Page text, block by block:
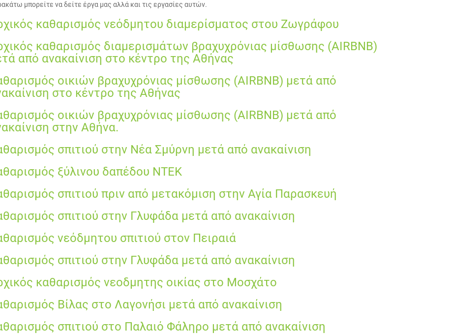
μπορείτε να δείτε έργα μας αλλά και τις εργασίες αυτών.
καθαρισμός νεόδμητου διαμερίσματος στου Ζωγράφου
καθαρισμός διαμερισμάτων βραχυχρόνιας μίσθωσης (AIRBNB)
από ανακαίνιση στο κέντρο της Αθήνας
οικιών βραχυχρόνιας μίσθωσης (AIRBNB) μετά από
στο κέντρο της Αθήνας
οικιών βραχυχρόνιας μίσθωσης (AIRBNB) μετά από
στην Αθήνα.
σπιτιού στην Νέα Σμύρνη μετά από ανακαίνιση
ξύλινου δαπέδου ΝΤΕΚ
σπιτιού πριν από μετακόμιση στην Αγία Παρασκευή
σπιτιού στην Γλυφάδα μετά από ανακαίνιση
νεόδμητου σπιτιού στον Πειραιά
σπιτιού στην Γλυφάδα μετά από ανακαίνιση
καθαρισμός νεοδμητης οικίας στο Μοσχάτο
Βίλας στο Λαγονήσι μετά από ανακαίνιση
σπιτιού στο Παλαιό Φάληρο μετά από ανακαίνιση